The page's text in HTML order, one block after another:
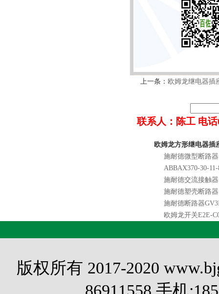
上一条： 欧姆龙继电器插
联系人：陈工 电话
欧姆龙方形继电器插
施耐德微型断路
ABBAX370-30-11-
施耐德交流接触器
施耐德塑壳断路
施耐德断路器
欧姆龙开关E2E-
版权所有 2017-2020
86911558 手机